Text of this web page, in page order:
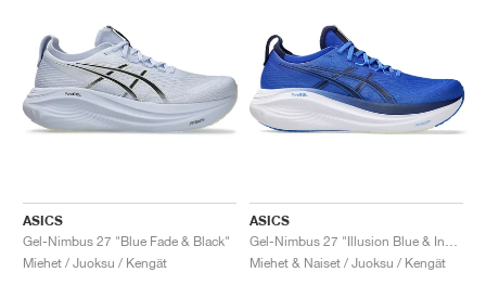
ASICS
Gel-Nimbus 27 "Blue Fade & Black"
Miehet / Juoksu / Kengät
ASICS
Miehet & Naiset / Juoksu / Kengät